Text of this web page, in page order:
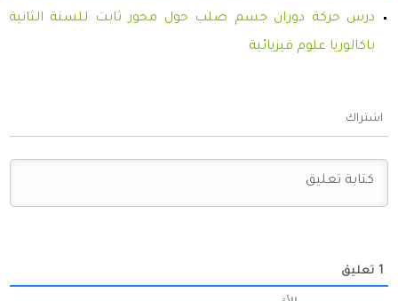
درس حركة دوران جسم صلب حول محور ثابت للسنة الثانية
باكالوريا علوم فيزيائية
اشتراك
1 تعليق